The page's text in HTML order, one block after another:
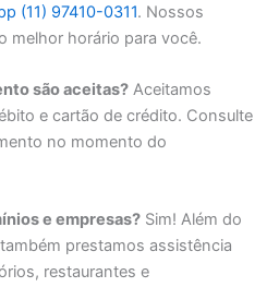
(11) 97410-0311. Nossos
melhor horário para você.
são aceitas? Aceitamos
e cartão de crédito. Consulte
no momento do
e empresas? Sim! Além do
prestamos assistência
restaurantes e